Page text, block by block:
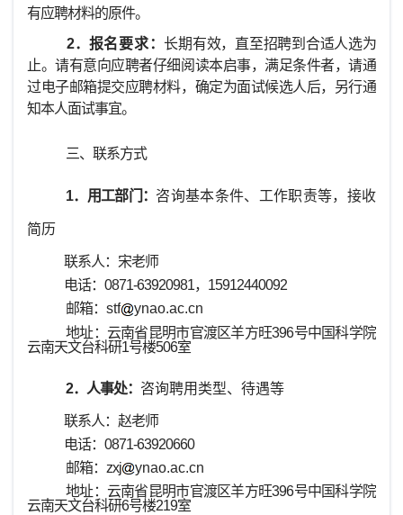
有应聘材料的原件。
2． 报名要求： 长期有效，直至招聘到合适人选为
止。请有意向应聘者仔细阅读本启事，满足条件者，请通
过电子邮箱提交应聘材料，确定为面试候选人后，另行通
知本人面试事宜。
三、联系方式
1．用工部门： 咨询基本条件、工作职责等，接收
简历
联系人：宋老师
电话： 0871-63920981， 15912440092
邮箱： stf
ynao.ac.cn
地址：云南省昆明市官渡区羊方旺396号中国科学院
云南天文台科研1号楼506室
2．人事处： 咨询聘用类型、待遇等
联系人：赵老师
电话： 0871-63920660
邮箱：zxj
ynao.ac.cn
地址：云南省昆明市官渡区羊方旺396号中国科学院
云南天文台科研6号楼219室